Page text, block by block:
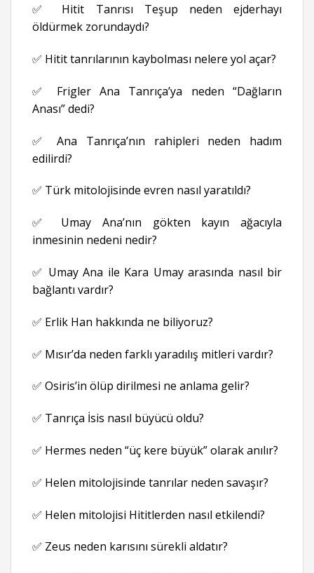
✅ Hitit Tanrısı Teşup neden ejderhayı
öldürmek zorundaydı?
✅ Hitit tanrılarının kaybolması nelere yol açar?
✅ Frigler Ana Tanrıça’ya neden “Dağların
Anası” dedi?
✅ Ana Tanrıça’nın rahipleri neden hadım
edilirdi?
✅ Türk mitolojisinde evren nasıl yaratıldı?
✅ Umay Ana’nın gökten kayın ağacıyla
inmesinin nedeni nedir?
✅ Umay Ana ile Kara Umay arasında nasıl bir
bağlantı vardır?
✅ Erlik Han hakkında ne biliyoruz?
✅ Mısır’da neden farklı yaradılış mitleri vardır?
✅ Osiris’in ölüp dirilmesi ne anlama gelir?
✅ Tanrıça İsis nasıl büyücü oldu?
✅ Hermes neden “üç kere büyük” olarak anılır?
✅ Helen mitolojisinde tanrılar neden savaşır?
✅ Helen mitolojisi Hititlerden nasıl etkilendi?
✅ Zeus neden karısını sürekli aldatır?